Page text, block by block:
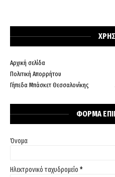
Αρχική σελίδα
Πολιτική Απορρήτου
Γήπεδα Μπάσκετ Θεσσαλονίκης
ΦΟΡΜΑ
Όνομα
Ηλεκτρονικό ταχυδρομείο *